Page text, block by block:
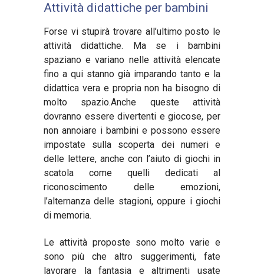
Attività didattiche per bambini
Forse vi stupiràtrovare all ’ultimo posto le
attivitàdidattiche. Ma se i bambini
spaziano e variano nelle attivitàelencate
fino a qui stanno già imparando tanto e la
didattica vera e propria non ha bisogno di
molto spazio.Anche queste attività
dovranno essere divertenti e giocose, per
non annoiare i bambini e possono essere
impostate sulla scoperta dei numeri e
delle lettere, anche con l ’aiuto di giochi in
scatola come quelli dedicati al
riconoscimento delle emozioni,
’alternanza delle stagioni, oppure i giochi
di memoria.
Le attività proposte sono molto varie e
sono più che altro suggerimenti, fate
lavorare la fantasia e altrimenti usate